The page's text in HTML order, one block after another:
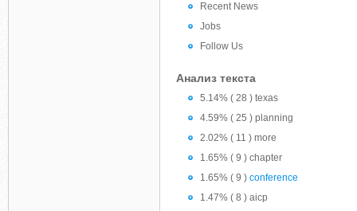
Recent News
Jobs
Follow Us
Анализ текста
5.14% ( 28 ) texas
4.59% ( 25 ) planning
2.02% ( 11 ) more
1.65% ( 9 ) chapter
1.65% ( 9 ) conference
1.47% ( 8 ) aicp